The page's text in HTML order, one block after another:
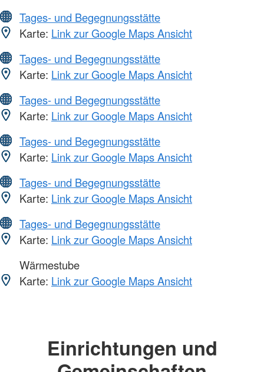
Tages- und Begegnungsstätte
Karte: Link zur Google Maps Ansicht
Tages- und Begegnungsstätte
Karte: Link zur Google Maps Ansicht
Tages- und Begegnungsstätte
Karte: Link zur Google Maps Ansicht
Tages- und Begegnungsstätte
Karte: Link zur Google Maps Ansicht
Tages- und Begegnungsstätte
Karte: Link zur Google Maps Ansicht
Tages- und Begegnungsstätte
Karte: Link zur Google Maps Ansicht
Wärmestube
Karte: Link zur Google Maps Ansicht
Einrichtungen und